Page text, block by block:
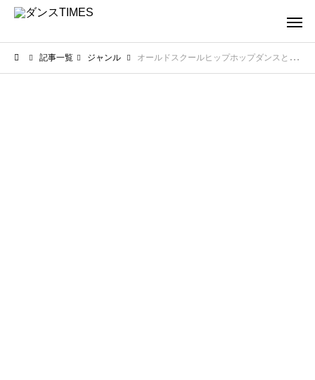
記事一覧 ジャンル オールドスクールヒップホップダンスとは？特徴や代表的なスタイルを解説